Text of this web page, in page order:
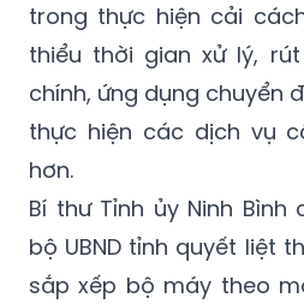
trong thực hiện cải
thiểu thời gian xử lý,
chính, ứng dụng chuyển
thực hiện các dịch vụ
hơn.
Bí thư Tỉnh ủy Ninh
bộ UBND tỉnh quyết liệt
sắp xếp bộ máy theo